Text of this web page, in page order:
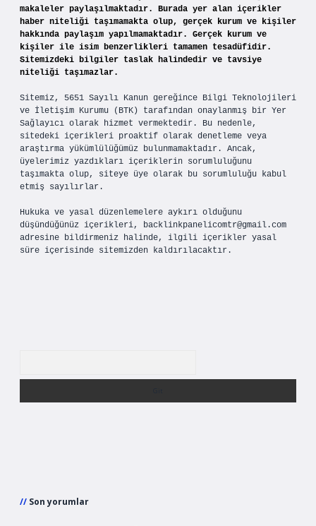
makaleler paylaşılmaktadır. Burada yer alan içerikler
haber niteliği taşımamakta olup, gerçek kurum ve kişiler
hakkında paylaşım yapılmamaktadır. Gerçek kurum ve
kişiler ile isim benzerlikleri tamamen tesadüfidir.
Sitemizdeki bilgiler taslak halindedir ve tavsiye
niteliği taşımazlar.
Sitemiz, 5651 Sayılı Kanun gereğince Bilgi Teknolojileri
ve İletişim Kurumu (BTK) tarafından onaylanmış bir Yer
Sağlayıcı olarak hizmet vermektedir. Bu nedenle,
sitedeki içerikleri proaktif olarak denetleme veya
araştırma yükümlülüğümüz bulunmamaktadır. Ancak,
üyelerimiz yazdıkları içeriklerin sorumluluğunu
taşımakta olup, siteye üye olarak bu sorumluluğu kabul
etmiş sayılırlar.
Hukuka ve yasal düzenlemelere aykırı olduğunu
düşündüğünüz içerikleri, backlinkpanelicomtr@gmail.com
adresine bildirmeniz halinde, ilgili içerikler yasal
süre içerisinde sitemizden kaldırılacaktır.
Son yorumlar